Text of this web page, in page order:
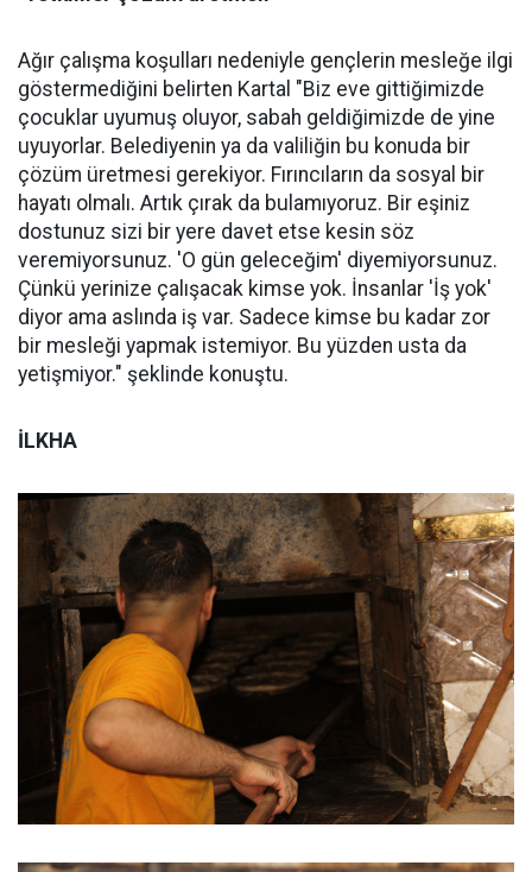
Ağır çalışma koşulları nedeniyle gençlerin mesleğe ilgi
göstermediğini belirten Kartal "Biz eve gittiğimizde
çocuklar uyumuş oluyor, sabah geldiğimizde de yine
uyuyorlar. Belediyenin ya da valiliğin bu konuda bir
çözüm üretmesi gerekiyor. Fırıncıların da sosyal bir
hayatı olmalı. Artık çırak da bulamıyoruz. Bir eşiniz
dostunuz sizi bir yere davet etse kesin söz
veremiyorsunuz. 'O gün geleceğim' diyemiyorsunuz.
Çünkü yerinize çalışacak kimse yok. İnsanlar 'İş yok'
diyor ama aslında iş var. Sadece kimse bu kadar zor
bir mesleği yapmak istemiyor. Bu yüzden usta da
yetişmiyor." şeklinde konuştu.
İLKHA